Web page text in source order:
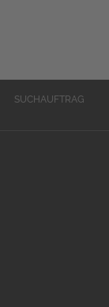
SUCHAUFTRAG